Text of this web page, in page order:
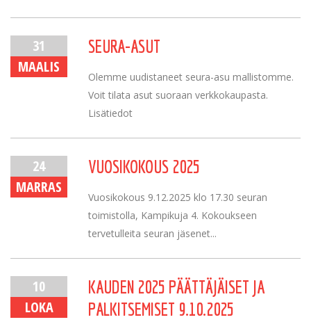
31
MAALIS
SEURA-ASUT
Olemme uudistaneet seura-asu mallistomme.
Voit tilata asut suoraan verkkokaupasta.
Lisätiedot
24
MARRAS
VUOSIKOKOUS 2025
Vuosikokous 9.12.2025 klo 17.30 seuran
toimistolla, Kampikuja 4. Kokoukseen
tervetulleita seuran jäsenet...
10
LOKA
KAUDEN 2025 PÄÄTTÄJÄISET JA
PALKITSEMISET 9.10.2025